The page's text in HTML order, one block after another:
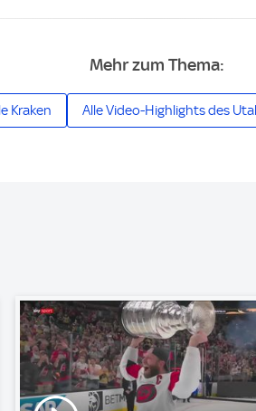
Mehr zum Thema:
Kraken Alle Video-Highlights des